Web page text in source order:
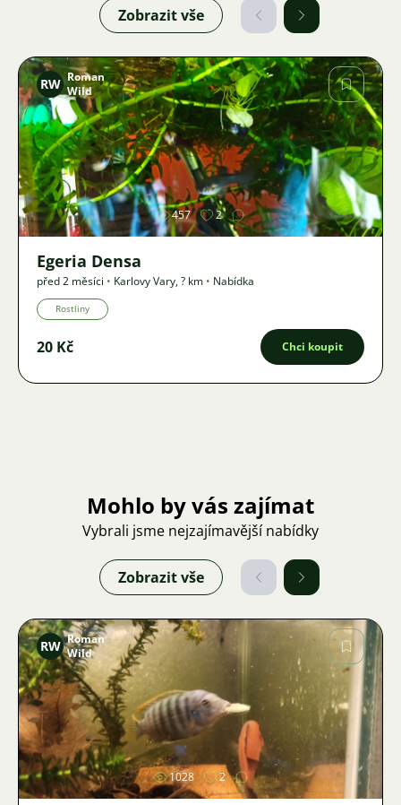
Zobrazit vše
Obrázek
RW Roman
Wild
457 2
Egeria Densa
před 2 měsíci • Karlovy Vary,? km • Nabídka
Rostliny
20 Kč Chci koupit
Mohlo by vás zajímat
Vybrali jsme nejzajímavější nabídky
Zobrazit vše
Obrázek
RW Roman
Wild
1028 2